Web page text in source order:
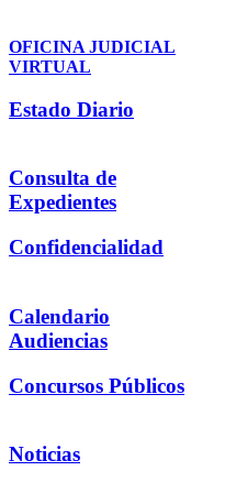
OFICINA JUDICIAL
VIRTUAL
Estado Diario
Consulta de
Expedientes
Confidencialidad
Calendario
Audiencias
Concursos Públicos
Noticias